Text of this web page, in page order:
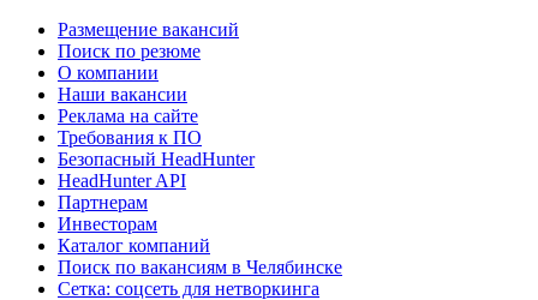
Размещение вакансий
Поиск по резюме
О компании
Наши вакансии
Реклама на сайте
Требования к ПО
Безопасный HeadHunter
HeadHunter API
Партнерам
Инвесторам
Каталог компаний
Поиск по вакансиям в Челябинске
Сетка: соцсеть для нетворкинга